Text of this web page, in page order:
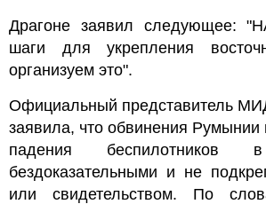
Драгоне заявил следующее:
шаги для укрепления
организуем это".
Официальный представитель
заявила, что обвинения
падения
бездоказательными и не
или свидетельством. По